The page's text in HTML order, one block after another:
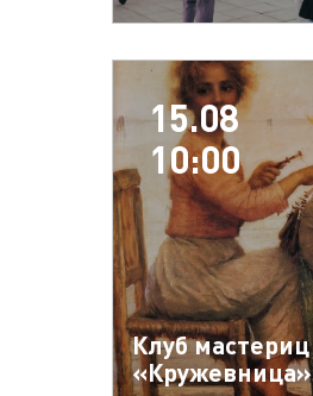
15.08
10:00
Клуб мастериц
«Кружевница»